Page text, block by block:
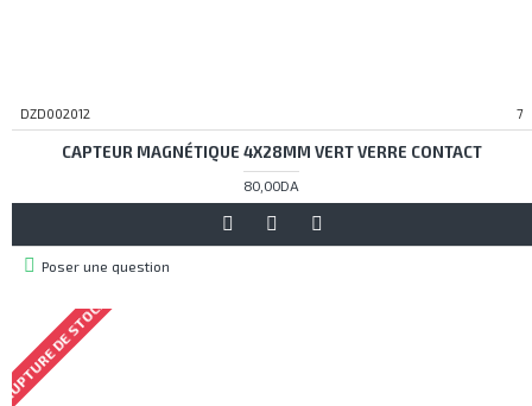
DZD002012 7
CAPTEUR MAGNÉTIQUE 4X28MM VERT VERRE CONTACT
80,00DA
Poser une question
DE STOCK